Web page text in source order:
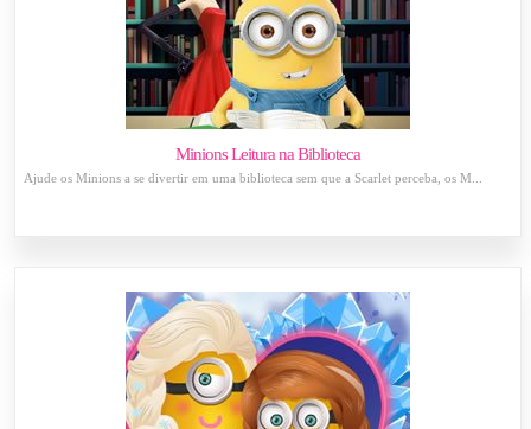
Minions Leitura na Biblioteca
Ajude os Minions a se divertir em uma biblioteca sem que a Scarlet perceba, os M...